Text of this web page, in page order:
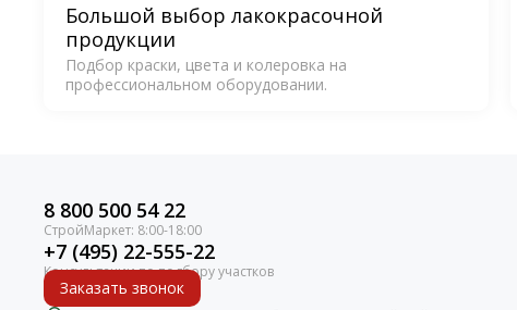
Большой выбор лакокрасочной
продукции
Подбор краски, цвета и колеровка на
профессиональном оборудовании.
8 800 500 54 22
+7 (495) 22-555-22
Заказать звонок